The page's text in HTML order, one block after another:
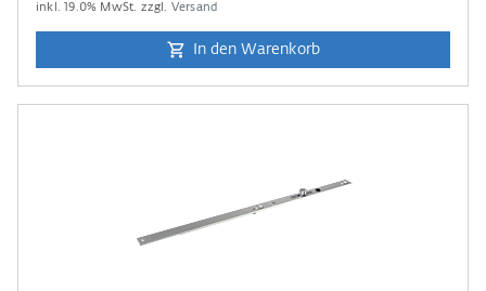
inkl.19.0% MwSt. zzgl. Versand
In den Warenkorb